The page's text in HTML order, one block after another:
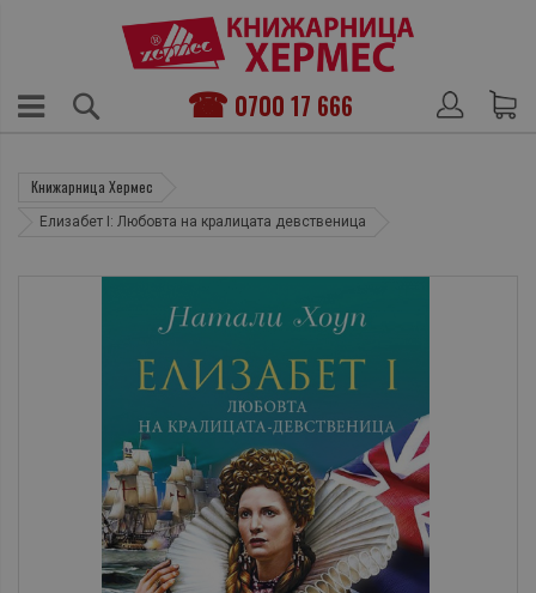
0700 17 666
Книжарница Хермес
Елизабет І: Любовта на кралицата девственица